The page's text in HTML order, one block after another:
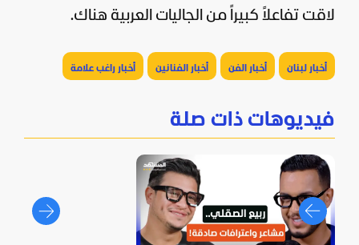
لاقت تفاعلاً كبيراً من الجاليات العربية هناك.
أخبار لبنان أخبار الفن أخبار الفنانين أخبار راغب علامة
فيديوهات ذات صلة